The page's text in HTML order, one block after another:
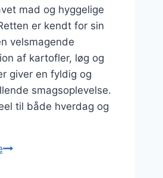
mad og hyggelige
er kendt for sin
velsmagende
af kartofler, løg og
giver en fyldig og
smagsoplevelse.
til både hverdag og
Brændende